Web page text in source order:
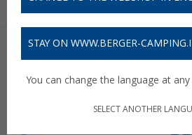
STAY ON WWW.BERGER-
You can change the language at
SELECT ANOTHER